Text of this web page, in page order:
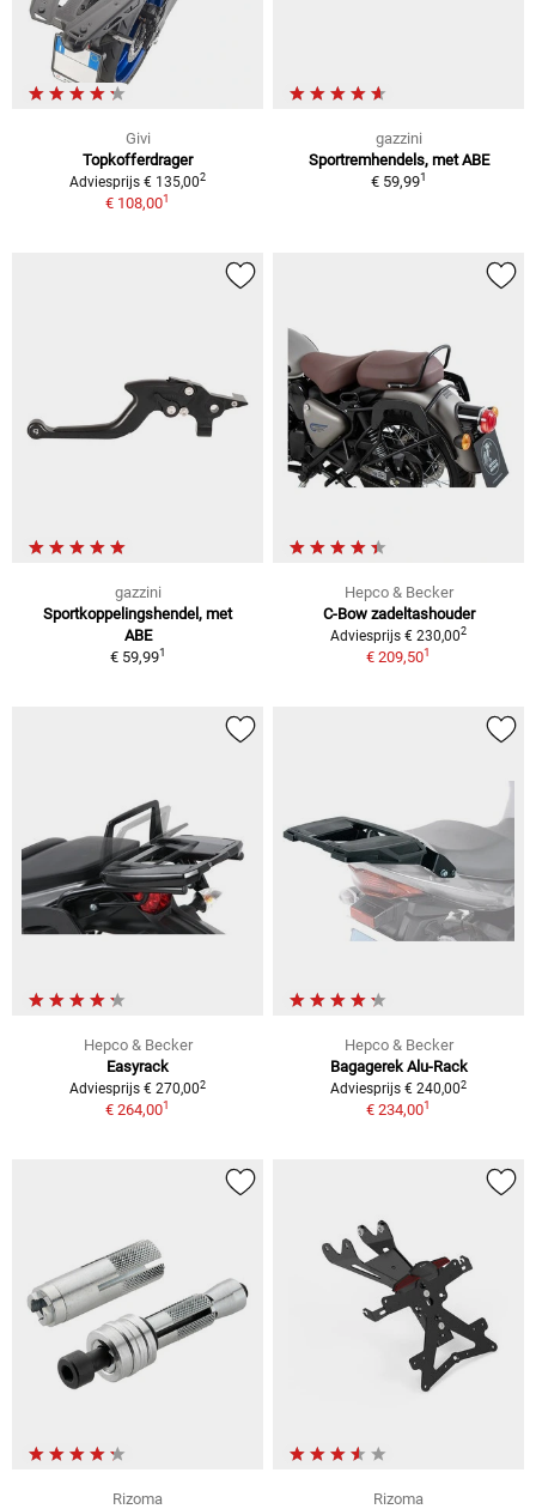
Givi
Topkofferdrager
Adviesprijs € 135,002
€ 108,001
gazzini
Sportremhendels, met ABE
€ 59,991
gazzini
Sportkoppelingshendel, met
ABE
€ 59,991
Hepco & Becker
C-Bow zadeltashouder
Adviesprijs € 230,002
€ 209,501
Hepco & Becker
Easyrack
Adviesprijs € 270,002
€ 264,001
Hepco & Becker
Bagagerek Alu-Rack
Adviesprijs € 240,002
€ 234,001
Rizoma
Rizoma